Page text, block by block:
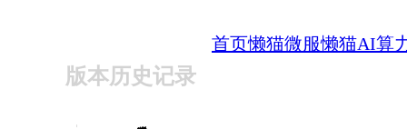
首页懒猫微服懒猫AI算
版本历史记录